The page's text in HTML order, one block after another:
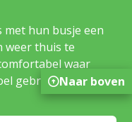
met hun busje een
weer thuis te
waar
gebruikt.Naar boven